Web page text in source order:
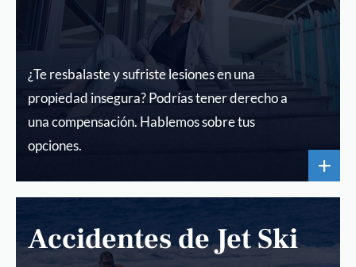
¿Te resbalaste y sufriste lesiones en una
propiedad insegura? Podrías tener derecho a
una compensación. Hablemos sobre tus
opciones.
Accidentes de Jet Ski